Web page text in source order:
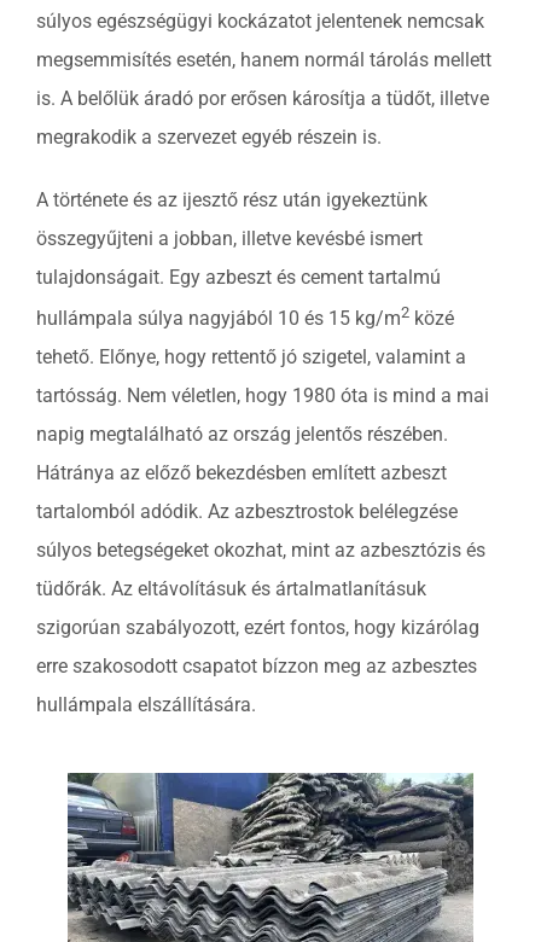
súlyos egészségügyi kockázatot jelentenek nemcsak
megsemmisítés esetén, hanem normál tárolás mellett
is. A belőlük áradó por erősen károsítja a tüdőt, illetve
megrakodik a szervezet egyéb részein is.
A története és az ijesztő rész után igyekeztünk
összegyűjteni a jobban, illetve kevésbé ismert
tulajdonságait. Egy azbeszt és cement tartalmú
hullámpala súlya nagyjából 10 és 15 kg/m2közé
tehető. Előnye, hogy rettentő jó szigetel, valamint a
tartósság. Nem véletlen, hogy 1980 óta is mind a mai
napig megtalálható az ország jelentős részében.
Hátránya az előző bekezdésben említett azbeszt
tartalomból adódik. Az azbesztrostok belélegzése
súlyos betegségeket okozhat, mint az azbesztózis és
tüdőrák. Az eltávolításuk és ártalmatlanításuk
szigorúan szabályozott, ezért fontos, hogy kizárólag
erre szakosodott csapatot bízzon meg az azbesztes
hullámpala elszállítására.